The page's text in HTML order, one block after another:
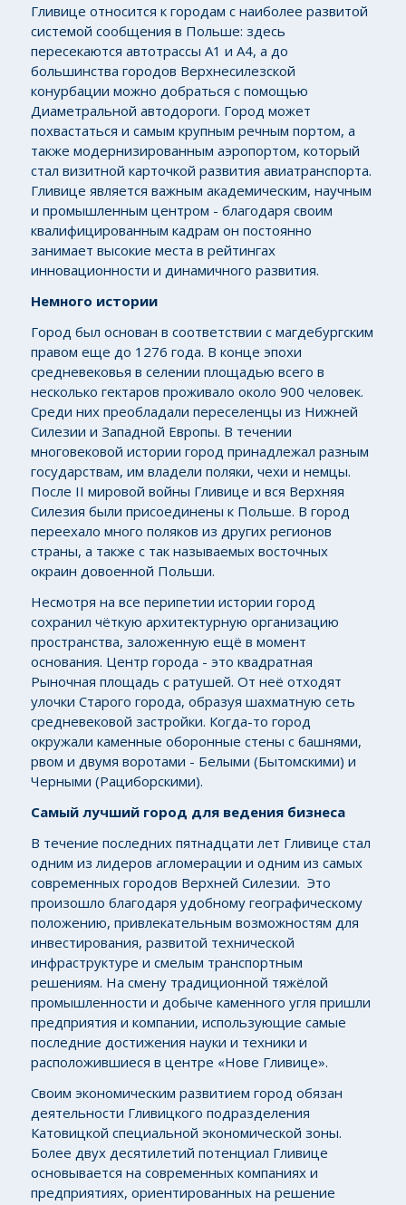
Гливице относится к городам с наиболее развитой
системой сообщения в Польше: здесь
пересекаются автотрассы А1 и А4, а до
большинства городов Верхнесилезской
конурбации можно добраться с помощью
Диаметральной автодороги. Город может
похвастаться и самым крупным речным портом, а
также модернизированным аэропортом, который
стал визитной карточкой развития авиатранспорта.
Гливице является важным академическим, научным
и промышленным центром - благодаря своим
квалифицированным кадрам он постоянно
занимает высокие места в рейтингах
инновационности и динамичного развития.
Немного истории
Город был основан в соответствии с магдебургским
правом еще до 1276 года. В конце эпохи
средневековья в селении площадью всего в
несколько гектаров проживало около 900 человек.
Среди них преобладали переселенцы из Нижней
Силезии и Западной Европы. В течении
многовековой истории город принадлежал разным
государствам, им владели поляки, чехи и немцы.
После II мировой войны Гливице и вся Верхняя
Силезия были присоединены к Польше. В город
переехало много поляков из других регионов
страны, а также с так называемых восточных
окраин довоенной Польши.
Несмотря на все перипетии истории город
сохранил чёткую архитектурную организацию
пространства, заложенную ещё в момент
основания. Центр города - это квадратная
Рыночная площадь с ратушей. От неё отходят
улочки Старого города, образуя шахматную сеть
средневековой застройки. Когда-то город
окружали каменные оборонные стены с башнями,
рвом и двумя воротами - Белыми (Бытомскими) и
Черными (Рациборскими).
Самый лучший город для ведения бизнеса
В течение последних пятнадцати лет Гливице стал
одним из лидеров агломерации и одним из самых
современных городов Верхней Силезии. Это
произошло благодаря удобному географическому
положению, привлекательным возможностям для
инвестирования, развитой технической
инфраструктуре и смелым транспортным
решениям. На смену традиционной тяжёлой
промышленности и добыче каменного угля пришли
предприятия и компании, использующие самые
последние достижения науки и техники и
расположившиеся в центре «Нове Гливице».
Своим экономическим развитием город обязан
деятельности Гливицкого подразделения
Катовицкой специальной экономической зоны.
Более двух десятилетий потенциал Гливице
основывается на современных компаниях и
предприятиях, ориентированных на решение